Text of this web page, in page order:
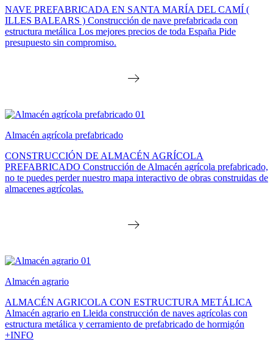
NAVE PREFABRICADA EN SANTA MARÍA DEL CAMÍ (
ILLES BALEARS ) Construcción de nave prefabricada con
estructura metálica Los mejores precios de toda España Pide
presupuesto sin compromiso.
Almacén agrícola prefabricado
CONSTRUCCIÓN DE ALMACÉN AGRÍCOLA
PREFABRICADO Construcción de Almacén agrícola prefabricado,
no te puedes perder nuestro mapa interactivo de obras construidas de
almacenes agrícolas.
Almacén agrario
ALMACÉN AGRICOLA CON ESTRUCTURA METÁLICA
Almacén agrario en Lleida construcción de naves agrícolas con
estructura metálica y cerramiento de prefabricado de hormigón
+INFO